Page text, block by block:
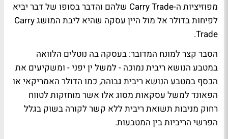
מפוזיציות ה-Carry Trade שלהם והדבר בסופו של דבר יביא
לפיחות בדולר אל מול היין עסקה שהיא ליבת המושג Carry
Trade.
הסבר קצר למונח המדובר: בעסקה בה נוטלים הלוואה
במטבע הנושא ריבית נמוכה - למשל ין יפני - ומשקיעים את
הכסף במטבע הנושא ריבית גבוהה, כמו הדולר האמריקאי או
הפאונד למשל עסקאות מסוג אלו אשר מוחזקות לטווח
רחוק מניבות תשואת ריבית ללא קשר לקורה בשוק בגלל
הפרשי הריביות בין המטבעות.